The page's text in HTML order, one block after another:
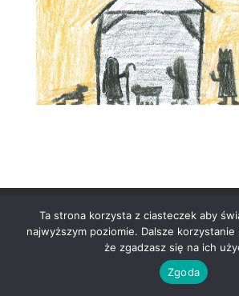
Strona głowna
Formularz
Konstytucja
Privacy
Terms and Conditions
Charity
Ta strona korzysta z ciasteczek aby
najwyższym poziomie. Dalsze
że zgadzasz się na ich
Zgoda